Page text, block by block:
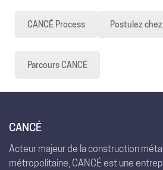
CANCÉ Process Postulez chez
Parcours CANCÉ
CANCÉ
Acteur majeur de la construction
métropolitaine, CANCÉ est une